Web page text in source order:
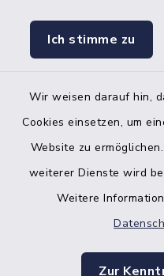
Ich stimme zu
Wir weisen darauf hin,
Cookies einsetzen, um
Website zu
weiterer Dienste wird
Weitere
Zur